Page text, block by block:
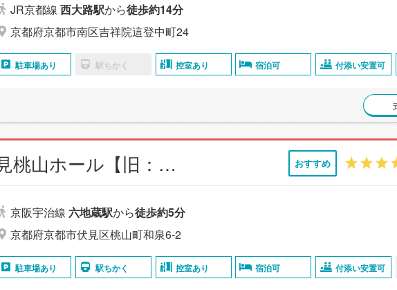
JR京都線 西大路駅から徒歩約14分
京都府京都市南区吉祥院這登中町24
駐車場あり 駅ちかく 控室あり 宿泊可 付添い安置可
小さなお葬式 伏見桃山ホール【旧：家族葬のらくおう 伏見桃山ホール】 おすすめ
京阪宇治線 六地蔵駅から徒歩約5分
京都府京都市伏見区桃山町和泉6-2
駐車場あり 駅ちかく 控室あり 宿泊可 付添い安置可